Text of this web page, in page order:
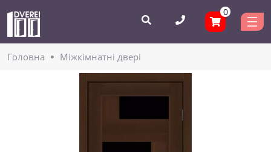
0
Головнa Міжкімнатні двері